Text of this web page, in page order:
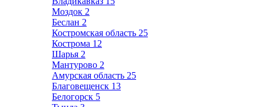
Моздок 2
Беслан 2
Костромская область 25
Кострома 12
Шарья 2
Мантурово 2
Амурская область 25
Благовещенск 13
Белогорск 5